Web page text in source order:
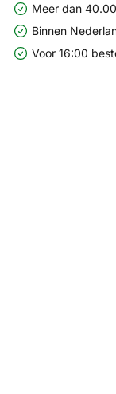
Meer dan
Binnen
Voor 16:00